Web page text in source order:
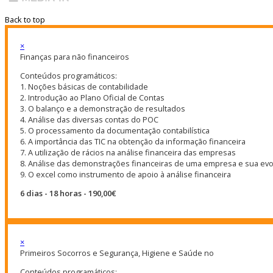
Back to top
×
Finanças para não financeiros
Conteúdos programáticos:
1. Noções básicas de contabilidade
2. Introdução ao Plano Oficial de Contas
3. O balanço e a demonstração de resultados
4. Análise das diversas contas do POC
5. O processamento da documentação contabilística
6. A importância das TIC na obtenção da informação financeira
7. A utilização de rácios na análise financeira das empresas
8. Análise das demonstrações financeiras de uma empresa e sua
9. O excel como instrumento de apoio à análise financeira
6 dias - 18 horas - 190,00€
×
Primeiros Socorros e Segurança, Higiene e Saúde no